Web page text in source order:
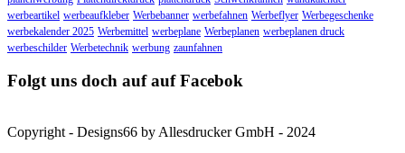
werbeartikel werbeaufkleber Werbebanner werbefahnen Werbeflyer Werbegeschenke
werbekalender 2025 Werbemittel werbeplane Werbeplanen werbeplanen druck
werbeschilder Werbetechnik werbung zaunfahnen
Folgt uns doch auf auf Facebok
Copyright - Designs66 by Allesdrucker GmbH - 2024